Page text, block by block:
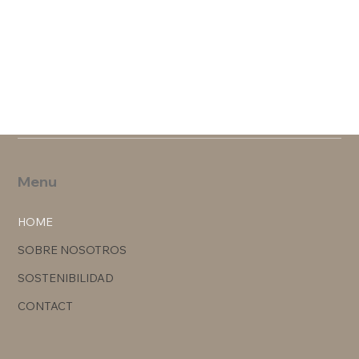
Menu
HOME
SOBRE NOSOTROS
SOSTENIBILIDAD
CONTACT